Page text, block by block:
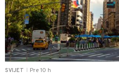
SVIJET Pre 10 h